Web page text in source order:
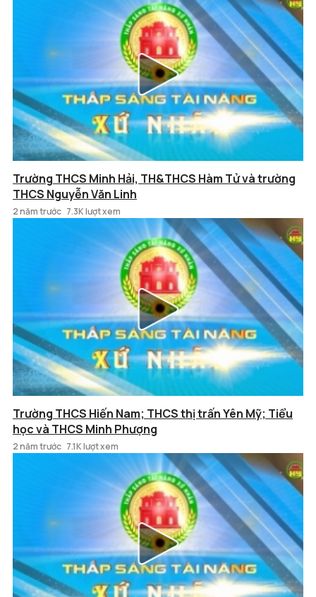
Trường THCS Minh Hải, TH&THCS Hàm Tử và trường
THCS Nguyễn Văn Linh
2 năm trước 7.3K lượt xem
Trường THCS Hiến Nam; THCS thị trấn Yên Mỹ; Tiểu
học và THCS Minh Phượng
2 năm trước 7.1K lượt xem